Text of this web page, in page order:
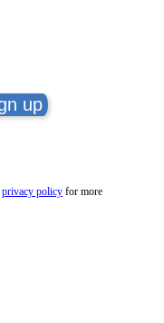
privacy policy for more